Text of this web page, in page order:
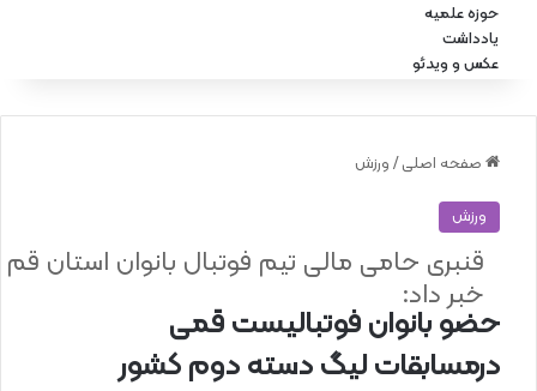
حوزه علمیه
یادداشت
عکس و ویدئو
صفحه اصلی / ورزش
ورزش
حضو بانوان فوتبالیست قمی
درمسابقات لیگ دسته دوم کشور
قنبری حامی مالی تیم فوتبال بانوان استان قم
خبر داد: